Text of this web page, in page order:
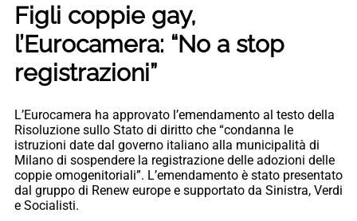
Figli coppie gay,
l’Eurocamera: “No a stop
registrazioni”
L’Eurocamera ha approvato l’emendamento al testo della
Risoluzione sullo Stato di diritto che “condanna le
istruzioni date dal governo italiano alla municipalità di
Milano di sospendere la registrazione delle adozioni delle
coppie omogenitoriali”. L’emendamento è stato presentato
dal gruppo di Renew europe e supportato da Sinistra, Verdi
e Socialisti.